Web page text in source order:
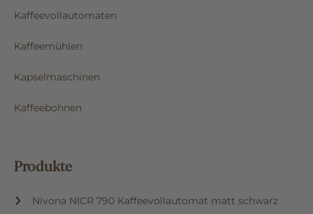
Kaffeevollautomaten
Kaffeemühlen
Kapselmaschinen
Kaffeebohnen
Produkte
Nivona NICR 790 Kaffeevollautomat matt schwarz